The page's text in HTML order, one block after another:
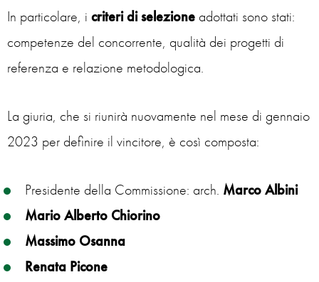
In particolare, i criteri di selezione adottati sono stati:
competenze del concorrente, qualità dei progetti di
referenza e relazione metodologica.
La giuria, che si riunirà nuovamente nel mese di gennaio
2023 per definire il vincitore, è così composta:
Presidente della Commissione: arch. Marco Albini
Mario Alberto Chiorino
Massimo Osanna
Renata Picone